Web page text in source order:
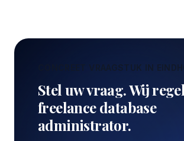
CONCREET VRAAGSTUK IN
Stel uw vraag. Wij
freelance database
administrator.